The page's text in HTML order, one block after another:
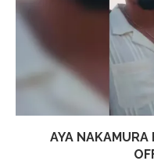
AYA NAKAMURA